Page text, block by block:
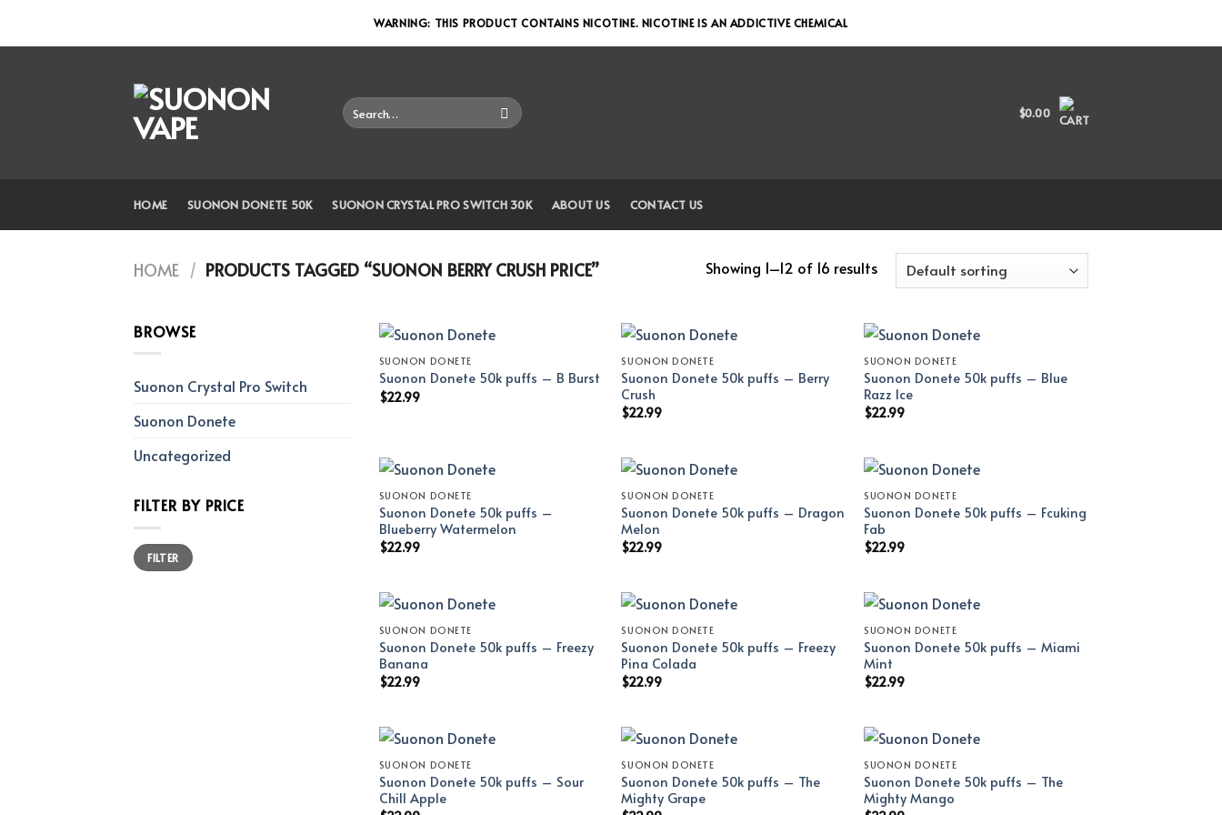
WARNING: THIS PRODUCT CONTAINS NICOTINE. NICOTINE IS AN ADDICTIVE CHEMICAL
Search
for:
$0.00
HOME SUONON DONETE 50K SUONON CRYSTAL PRO SWITCH 30K ABOUT US CONTACT US
HOME / PRODUCTS TAGGED “SUONON BERRY CRUSH PRICE” Showing 1–12 of 16 results
BROWSE
Suonon Crystal Pro Switch
Suonon Donete
Uncategorized
FILTER BY PRICE
Min
price
Max
priceFILTER
SUONON DONETE
Suonon Donete 50k puffs – B Burst
$22.99
SUONON DONETE
Suonon Donete 50k puffs – Berry
Crush
$22.99
SUONON DONETE
Suonon Donete 50k puffs – Blue
Razz Ice
$22.99
SUONON DONETE
Suonon Donete 50k puffs –
Blueberry Watermelon
$22.99
SUONON DONETE
Suonon Donete 50k puffs – Dragon
Melon
$22.99
SUONON DONETE
Suonon Donete 50k puffs – Fcuking
Fab
$22.99
SUONON DONETE
Suonon Donete 50k puffs – Freezy
Banana
$22.99
SUONON DONETE
Suonon Donete 50k puffs – Freezy
Pina Colada
$22.99
SUONON DONETE
Suonon Donete 50k puffs – Miami
Mint
$22.99
SUONON DONETE
Suonon Donete 50k puffs – Sour
Chill Apple
SUONON DONETE
Suonon Donete 50k puffs – The
Mighty Grape
SUONON DONETE
Suonon Donete 50k puffs – The
Mighty Mango